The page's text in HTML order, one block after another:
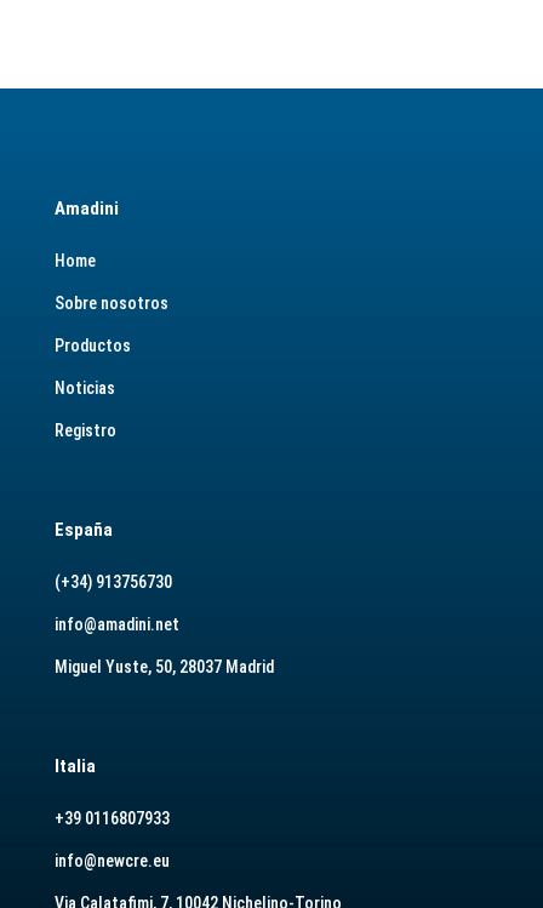
Amadini
Home
Sobre nosotros
Productos
Noticias
Registro
España
(+34) 913756730
info@amadini.net
Miguel Yuste, 50, 28037 Madrid
Italia
+39 0116807933
info@newcre.eu
Via Calatafimi, 7, 10042 Nichelino-Torino